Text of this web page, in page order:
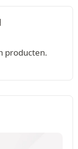
producten.